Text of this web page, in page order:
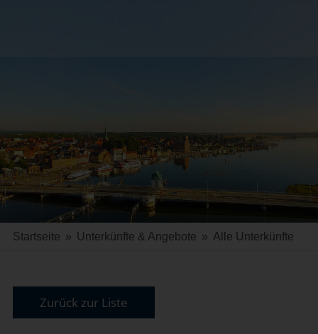
Startseite » Unterkünfte & Angebote » Alle Unterkünfte
Zurück zur Liste